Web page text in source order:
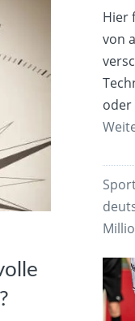
Hier
von
oder